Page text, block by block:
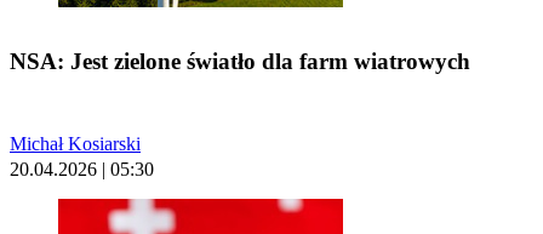
NSA: Jest zielone światło dla farm wiatrowych
Michał Kosiarski
20.04.2026 | 05:30